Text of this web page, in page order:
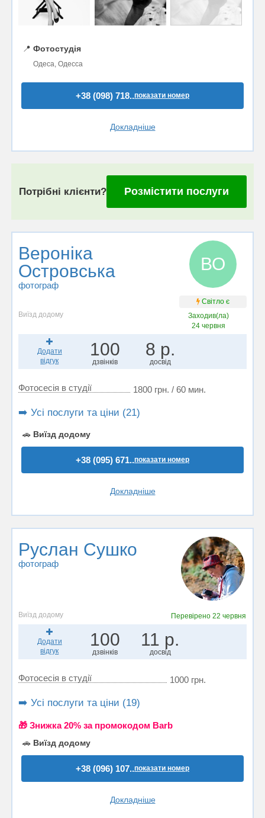
📍 Фотостудія
Одеса, Одесса
+38 (098) 718..показати номер
Докладніше
Потрібні клієнти? Розмістити послуги
Веронiка
Островська
фотограф
ВО
Світло є
Виїзд додому
Заходив(ла)
24 червня
Додати
відгук
100
дзвінків
8 р.
досвід
Фотосесія в студії 1800 грн. / 60 мин.
➡️ Усі послуги та ціни (21)
🚗 Виїзд додому
+38 (095) 671..показати номер
Докладніше
Руслан Сушко
фотограф
Виїзд додому Перевірено22 червня
Додати
відгук
100
дзвінків
11 р.
досвід
Фотосесія в студії 1000 грн.
➡️ Усі послуги та ціни (19)
🎁 Знижка 20% за промокодом Barb
🚗 Виїзд додому
+38 (096) 107..показати номер
Докладніше